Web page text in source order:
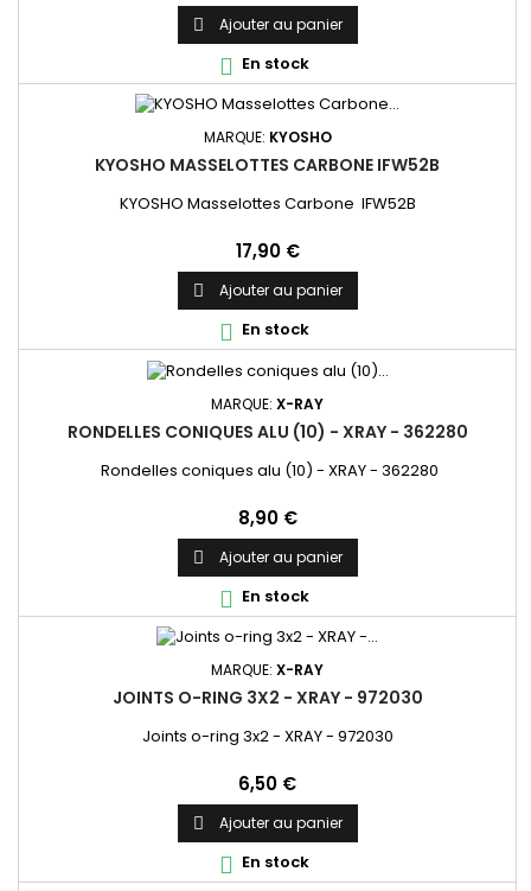
 Ajouter au panier
 En stock
MARQUE: KYOSHO
KYOSHO MASSELOTTES CARBONE IFW52B
KYOSHO Masselottes Carbone IFW52B
Prix
17,90 €
 Ajouter au panier
 En stock
MARQUE: X-RAY
RONDELLES CONIQUES ALU (10) - XRAY - 362280
Rondelles coniques alu (10) - XRAY - 362280
Prix
8,90 €
 Ajouter au panier
 En stock
MARQUE: X-RAY
JOINTS O-RING 3X2 - XRAY - 972030
Joints o-ring 3x2 - XRAY - 972030
Prix
6,50 €
 Ajouter au panier
 En stock